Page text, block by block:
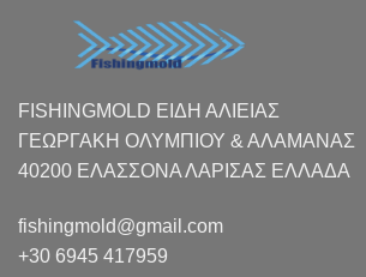
FISHINGMOLD ΕΙΔΗ ΑΛΙΕΙΑΣ
ΓΕΩΡΓΑΚΗ ΟΛΥΜΠΙΟΥ & ΑΛΑΜΑΝΑΣ
40200 ΕΛΑΣΣΟΝΑ ΛΑΡΙΣΑΣ EΛΛΑΔΑ
fishingmold@gmail.com
+30 6945 417959